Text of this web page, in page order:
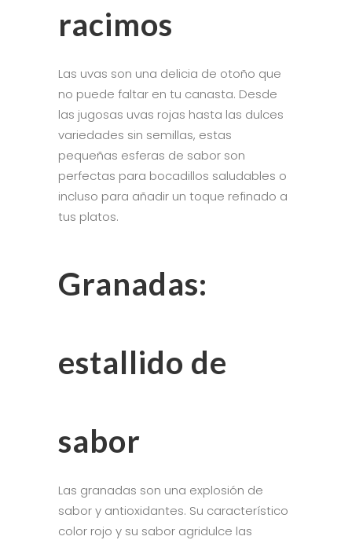
racimos
Las uvas son una delicia de otoño que
no puede faltar en tu canasta. Desde
las jugosas uvas rojas hasta las dulces
variedades sin semillas, estas
pequeñas esferas de sabor son
perfectas para bocadillos saludables o
incluso para añadir un toque refinado a
tus platos.
Granadas:
estallido de
sabor
Las granadas son una explosión de
sabor y antioxidantes. Su característico
color rojo y su sabor agridulce las